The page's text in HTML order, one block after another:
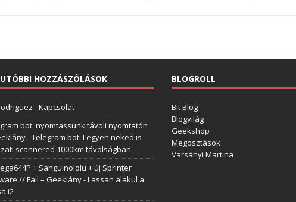
HOZZÁSZÓLÁSOK
-Kapcsolat
bot: nyomtassunk távoli nyomtatón
-Telegram bot: Legyen neked is
scannered 1000km távolságban
+ Sanguinololu + új Sprinter
// Fail – Geeklány-Lassan alakul a
i2
BLOGROLL
Bit Blog
Blogvilág
Geekshop
Megosztások
Varsányi Martina